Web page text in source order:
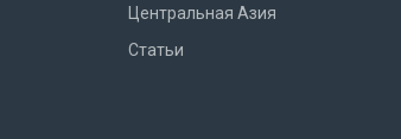
Центральная Азия
Статьи